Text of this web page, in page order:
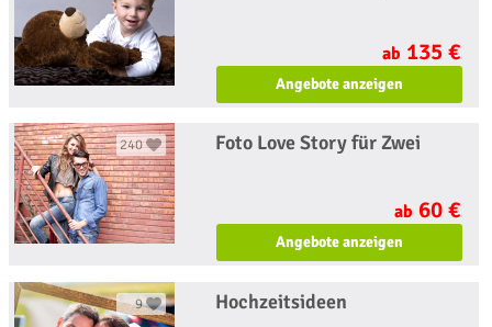
ab 135 €
Angebote anzeigen
240 Foto Love Story für Zwei
ab 60 €
Angebote anzeigen
9 Hochzeitsideen